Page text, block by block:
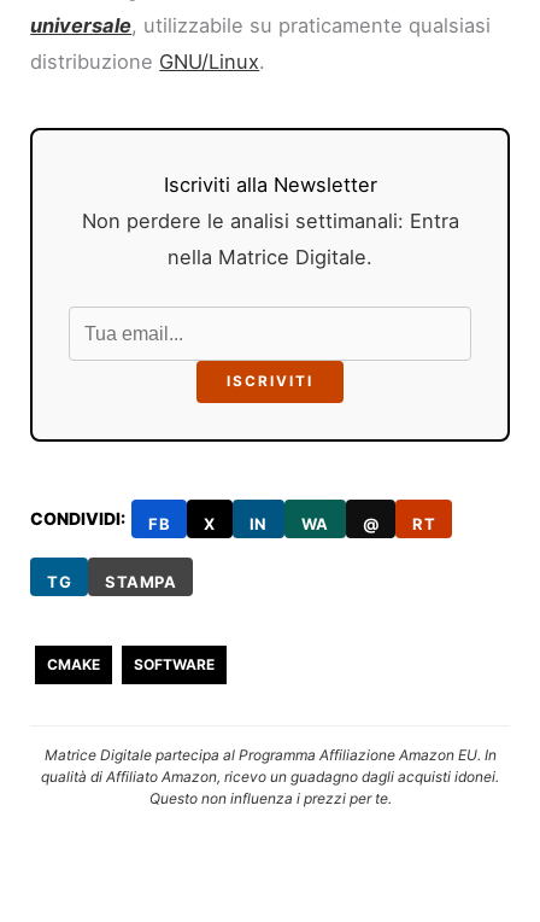
universale, utilizzabile su praticamente qualsiasi
distribuzione GNU/Linux.
Iscriviti alla Newsletter
Non perdere le analisi settimanali: Entra
nella Matrice Digitale.
ISCRIVITI
CONDIVIDI: FB X IN WA @ RT
TG STAMPA
CMAKE SOFTWARE
Matrice Digitale partecipa al Programma Affiliazione Amazon EU. In
qualità di Affiliato Amazon, ricevo un guadagno dagli acquisti idonei.
Questo non influenza i prezzi per te.